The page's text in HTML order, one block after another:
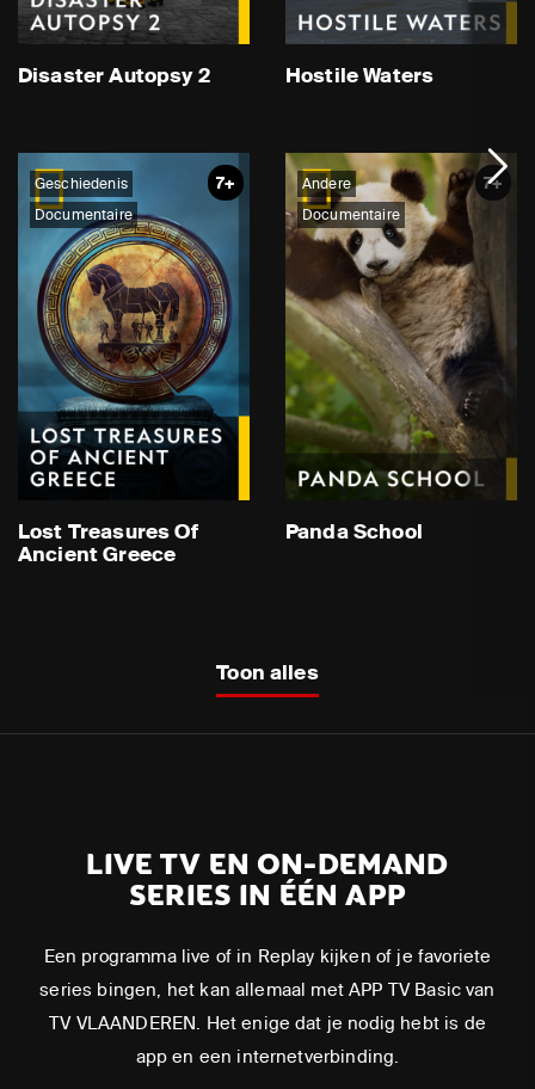
Disaster Autopsy 2 Hostile Waters
Geschiedenis
Documentaire
7+
Lost Treasures Of
Ancient Greece
Andere
Documentaire
7+
Panda School
Toon alles
LIVE TV EN ON-DEMAND
SERIES IN ÉÉN APP
Een programma live of in Replay kijken of je favoriete
series bingen, het kan allemaal met APP TV Basic van
TV VLAANDEREN. Het enige dat je nodig hebt is de
app en een internetverbinding.